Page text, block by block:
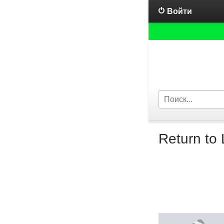
Войти
Return to